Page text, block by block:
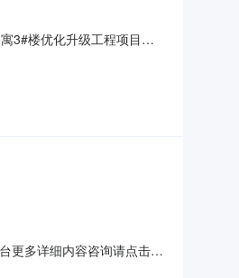
3#楼优化升级工程项目结
号三、项目名称及编
更多详细内容咨询请点击查